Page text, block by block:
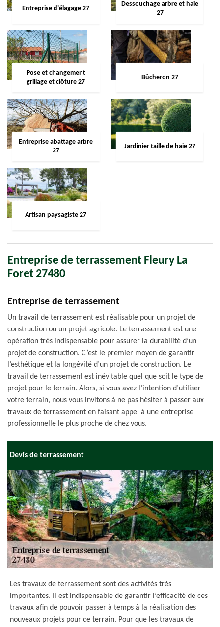
Entreprise d'élagage 27
Dessouchage arbre et haie
27
Pose et changement
grillage et clôture 27
Bûcheron 27
Entreprise abattage arbre
27
Jardinier taille de haie 27
Artisan paysagiste 27
Entreprise de terrassement Fleury La
Foret 27480
Entreprise de terrassement
Un travail de terrassement est réalisable pour un projet de
construction ou un projet agricole. Le terrassement est une
opération très indispensable pour assurer la durabilité d’un
projet de construction. C’est le premier moyen de garantir
l’esthétique et la longévité d’un projet de construction. Le
travail de terrassement est inévitable quel que soit le type de
projet pour le terrain. Alors, si vous avez l’intention d’utiliser
votre terrain, nous vous invitons à ne pas hésiter à passer aux
travaux de terrassement en faisant appel à une entreprise
professionnelle le plus proche de chez vous.
Devis de terrassement
Les travaux de terrassement sont des activités très
importantes. Il est indispensable de garantir l’efficacité de ces
travaux afin de pouvoir passer à temps à la réalisation des
nouveaux projets pour ce terrain. Pour que les travaux de